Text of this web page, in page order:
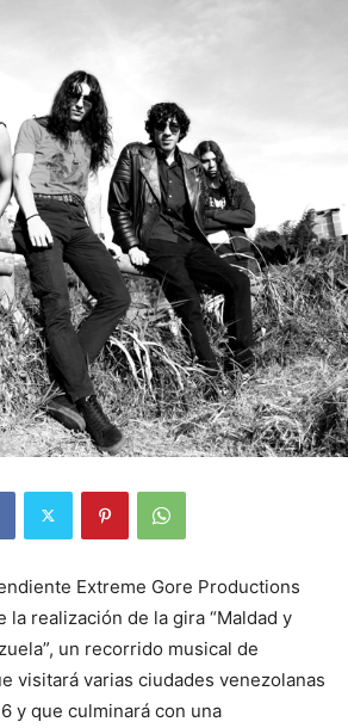
Extreme Gore Productions
la realización de la gira “Maldad y
un recorrido musical de
visitará varias ciudades venezolanas
y que culminará con una